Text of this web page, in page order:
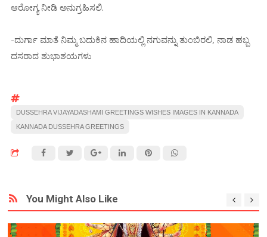
ಆರೋಗ್ಯ ನೀಡಿ ಅನುಗ್ರಹಿಸಲಿ.
-ದುರ್ಗಾ ಮಾತೆ ನಿಮ್ಮ ಬದುಕಿನ ಹಾದಿಯಲ್ಲಿ ನಗುವನ್ನು ತುಂಬಿರಲಿ, ನಾಡ ಹಬ್ಬ
ದಸರಾದ ಶುಭಾಶಯಗಳು
DUSSEHRA VIJAYADASHAMI GREETINGS WISHES IMAGES IN KANNADA
KANNADA DUSSEHRA GREETINGS
You Might Also Like